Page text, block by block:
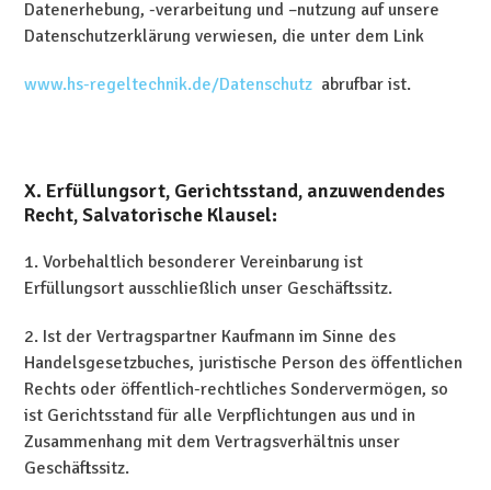
Datenerhebung, -verarbeitung und –nutzung auf unsere
Datenschutzerklärung verwiesen, die unter dem Link
www.hs-regeltechnik.de/Datenschutz abrufbar ist.
X. Erfüllungsort, Gerichtsstand, anzuwendendes
Recht, Salvatorische Klausel:
1. Vorbehaltlich besonderer Vereinbarung ist
Erfüllungsort ausschließlich unser Geschäftssitz.
2. Ist der Vertragspartner Kaufmann im Sinne des
Handelsgesetzbuches, juristische Person des öffentlichen
Rechts oder öffentlich-rechtliches Sondervermögen, so
ist Gerichtsstand für alle Verpflichtungen aus und in
Zusammenhang mit dem Vertragsverhältnis unser
Geschäftssitz.